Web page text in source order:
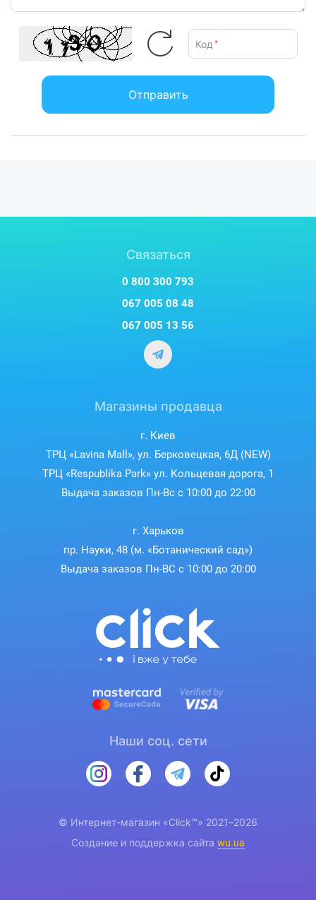
Код *
Отправить
Связаться
0 800 300 793
067 005 08 48
067 005 13 56
Магазины продавца
г. Киев
ТРЦ «Lavina Mall», ул. Берковецкая, 6Д (NEW)
ТРЦ «Respublika Park» ул. Кольцевая дорога, 1
Выдача заказов Пн-Вс с 10:00 до 22:00
г. Харьков
пр. Науки, 48 (м. «Ботанический сад»)
Выдача заказов Пн-ВС с 10:00 до 20:00
Наши соц. сети
© Интернет-магазин «Click™» 2021–2026
Создание и поддержка сайта wu.ua